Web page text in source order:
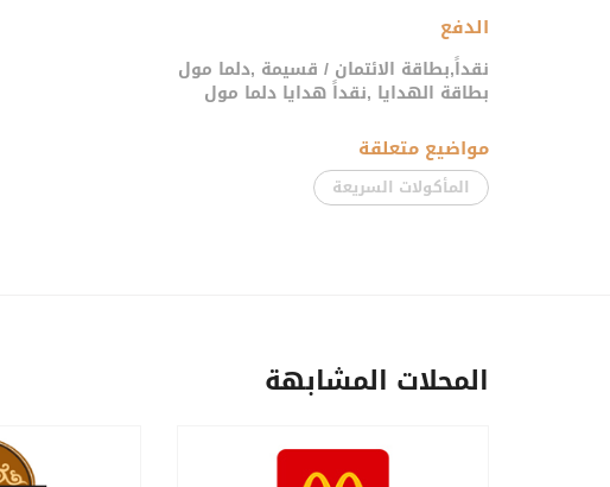
الدفع
نقداً,بطاقة الائتمان / قسيمة ,دلما مول
بطاقة الهدايا ,نقداً هدايا دلما مول
مواضيع متعلقة
المأكولات السريعة
المحلات المشابهة